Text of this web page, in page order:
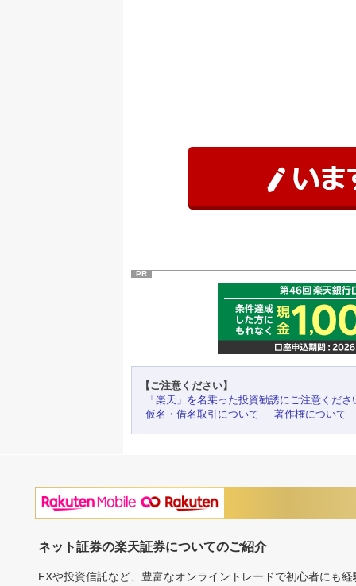
PR
【ご注意ください】
「楽天」を名乗った投資勧誘にご注意くださ
仮名・借名取引について
著作権について
ネット証券の楽天証券についてのご紹介
FXや投資信託など、豊富なオンライントレードで初心者にも